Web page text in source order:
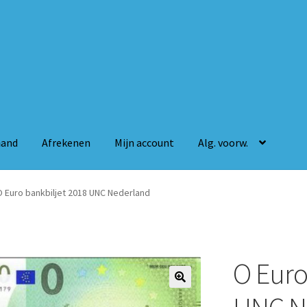
Afrekenen Mijn account Alg. voorw.
Mijn account Alg. voorw.
Euro bankbiljet 2018 UNC Nederland
O